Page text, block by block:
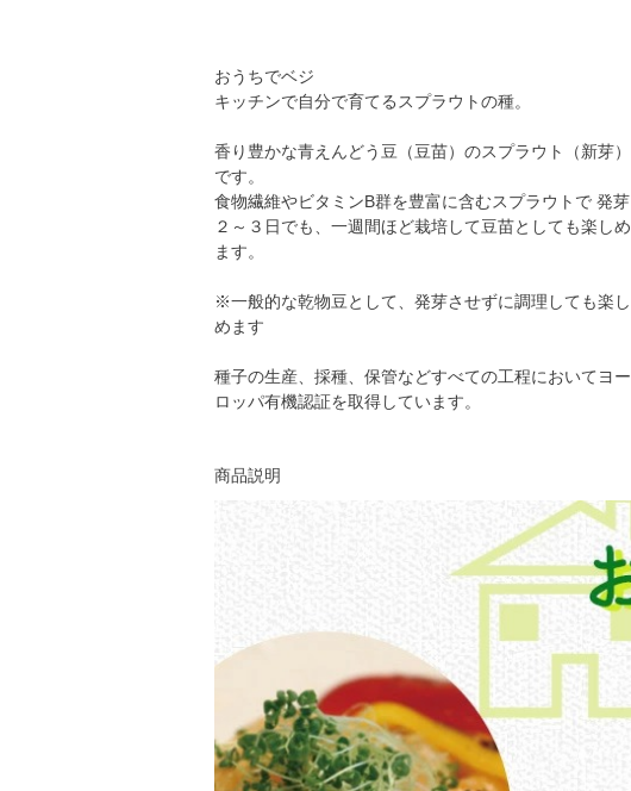
おうちでベジ
キッチンで自分で育てるスプラウトの種。
香り豊かな青えんどう豆（豆苗）のスプラウト（新芽）
です。
食物繊維やビタミンB群を豊富に含むスプラウトで 発芽
２～３日でも、一週間ほど栽培して豆苗としても楽しめ
ます。
※一般的な乾物豆として、発芽させずに調理しても楽し
めます
種子の生産、採種、保管などすべての工程においてヨー
ロッパ有機認証を取得しています。
商品説明